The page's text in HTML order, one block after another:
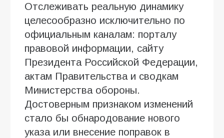
Отслеживать реальную динамику
целесообразно исключительно по
официальным каналам: порталу
правовой информации, сайту
Президента Российской Федерации,
актам Правительства и сводкам
Министерства обороны.
Достоверным признаком изменений
стало бы обнародование нового
указа или внесение поправок в